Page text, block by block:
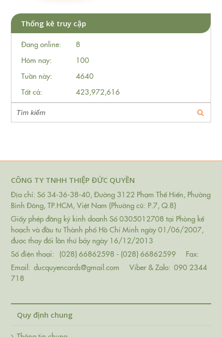
Thống kê truy cập
Đang online:
8
Hôm nay:
100
Tuần này:
4640
Tất cả:
423,972,616
CÔNG TY TNHH THIỆP ĐỨC QUYỀN
Địa chỉ: Số 34-36-38-40, Đường 3122 Phạm Thế Hiển, Phường
Bình Đông, TP.HCM, Việt Nam (Phường cũ: P.7, Q.8)
Giấy phép đăng ký kinh doanh Số 0305012708 tại Phòng kế
hoạch và đầu tư Thành phố Hồ Chí Minh ngày 01/06/2007,
được thay đổi lần thứ bảy ngày 16/12/2013
Số điện thoại:
(028) 66862598 - (028) 66862599
Fax:
Email: ducquyencards@gmail.com Viber & Zalo: 090 2344
718
Quy định chung